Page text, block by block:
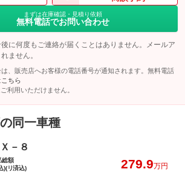
まずは在庫確認・見積り依頼
無料電話でお問い合わせ
に何度もご連絡が届くことはありません。メールア
ません。
、販売店へお客様の電話番号が通知されます。無料電話
こちら
利用いただけません。
同一車種
－８
総額
)(リ済込)
279.9万円